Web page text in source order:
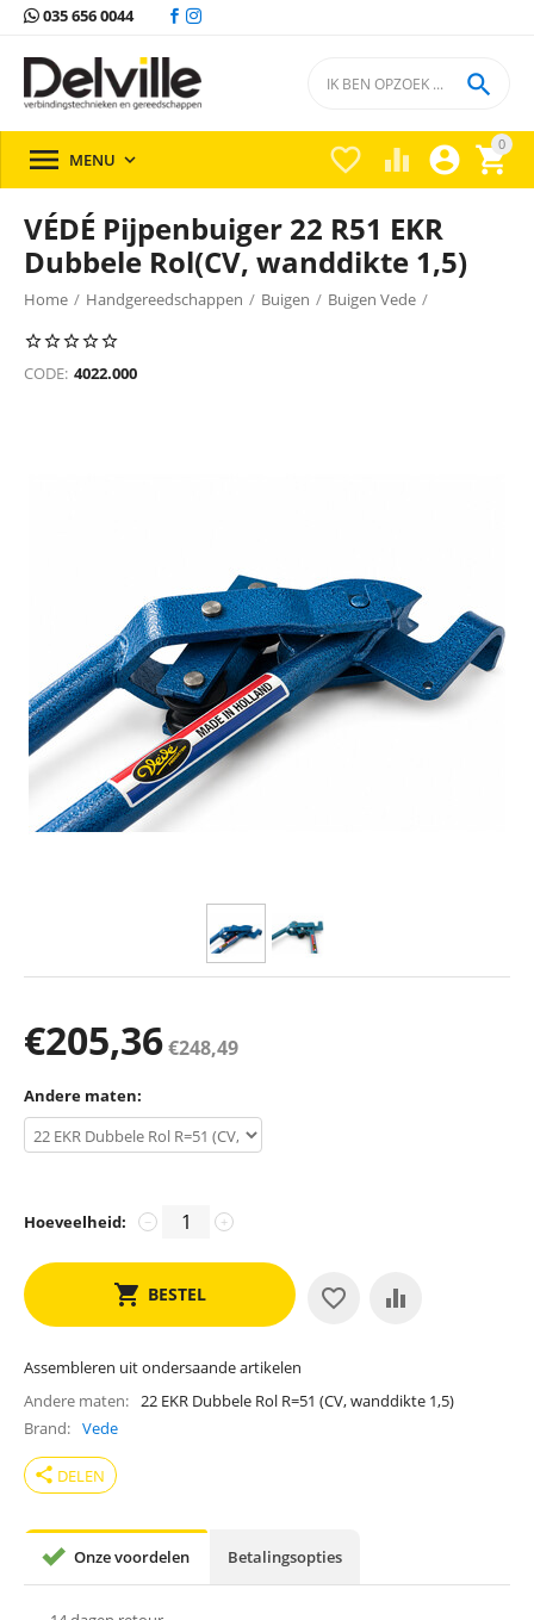
035 656 0044
0


 

 MENU 
VÉDÉ Pijpenbuiger 22 R51 EKR
Dubbele Rol(CV, wanddikte 1,5)
Home / Handgereedschappen / Buigen / Buigen Vede /
CODE: 4022.000
€205,36€248,49
Andere maten:
Hoeveelheid: +
−
BESTEL
Assembleren uit ondersaande artikelen
Andere maten
22 EKR Dubbele Rol R=51 (CV, wanddikte 1,5)
Brand
Vede
share DELEN
Onze voordelen Betalingsopties